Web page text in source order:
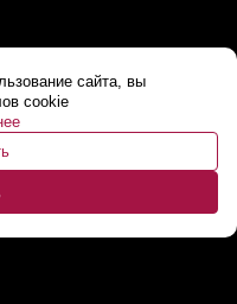
сайта, вы
cookieшоу не надо!